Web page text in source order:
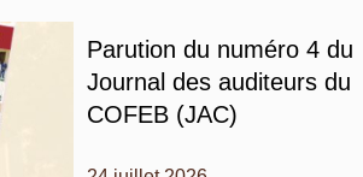
Parution du numéro 4 du
Journal des auditeurs du
COFEB (JAC)